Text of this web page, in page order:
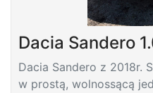
Dacia Sandero
Dacia Sandero z 2018r.
w prostą, wolnossącą